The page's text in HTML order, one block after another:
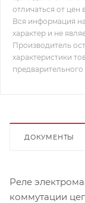
отличаться от цен
Вся информация
характер и не
Производитель
характеристики
ДОКУМЕНТЫ
Реле
коммутации